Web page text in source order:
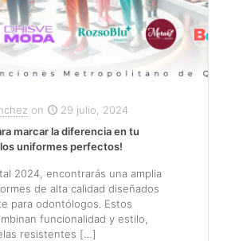
on
29 julio, 2024
marcar la diferencia en tu
uniformes perfectos!
2024, encontrarás una amplia
de alta calidad diseñados
para odontólogos. Estos
funcionalidad y estilo,
resistentes […]